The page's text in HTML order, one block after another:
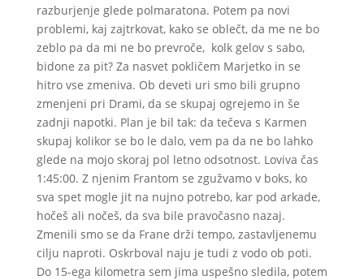
razburjenje glede polmaratona. Potem pa novi
problemi, kaj zajtrkovat, kako se oblečt, da me ne bo
zeblo pa da mi ne bo prevroče, kolk gelov s sabo,
bidone za pit? Za nasvet pokličem Marjetko in se
hitro vse zmeniva. Ob deveti uri smo bili grupno
zmenjeni pri Drami, da se skupaj ogrejemo in še
zadnji napotki. Plan je bil tak: da tečeva s Karmen
skupaj kolikor se bo le dalo, vem pa da ne bo lahko
glede na mojo skoraj pol letno odsotnost. Loviva čas
1:45:00. Z njenim Frantom se zgužvamo v boks, ko
sva spet mogle jit na nujno potrebo, kar pod arkade,
hočeš ali nočeš, da sva bile pravočasno nazaj.
Zmenili smo se da Frane drži tempo, zastavljenemu
cilju naproti. Oskrboval naju je tudi z vodo ob poti.
Do 15-ega kilometra sem jima uspešno sledila, potem